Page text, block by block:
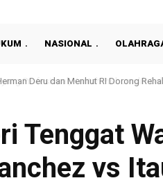
NASIONAL
Profesional, Kantah Prabumulih Gelar
Tenggat
vs